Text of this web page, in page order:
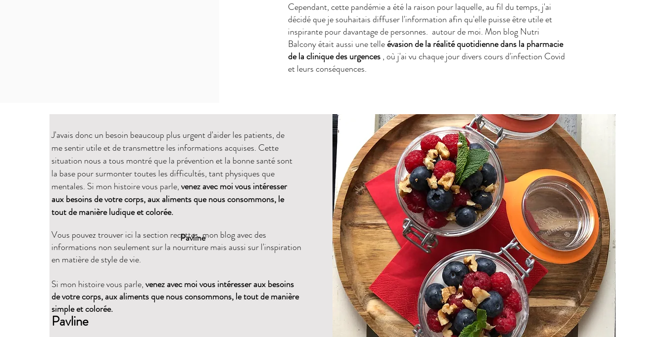
Cependant, cette pandémie a été la raison pour laquelle, au fil du temps, j'ai
décidé que je souhaitais diffuser l'information afin qu'elle puisse être utile et
inspirante pour davantage de personnes. autour de moi. Mon blog Nutri
Balcony était aussi une telleévasion de la réalité quotidienne dans la pharmacie
de la clinique des urgences, où j'ai vu chaque jour divers cours d'infection Covid
et leurs conséquences.
J'avais donc un besoin beaucoup plus urgent d'aider les patients, de
me sentir utile et de transmettre les informations acquises. Cette
situation nous a tous montré que la prévention et la bonne santé sont
la base pour surmonter toutes les difficultés, tant physiques que
mentales. Si mon histoire vous parle,venez avec moi vous intéresser
aux besoins de votre corps, aux aliments que nous consommons, le
tout de manière ludique et colorée.
Pavline
Vous pouvez trouver ici la section recettes, mon blog avec des
informations non seulement sur la nourriture mais aussi sur l'inspiration
en matière de style de vie.
Si mon histoire vous parle,venez avec moi vous intéresser aux besoins
de votre corps, aux aliments que nous consommons, le tout de manière
simple et colorée.
Pavline